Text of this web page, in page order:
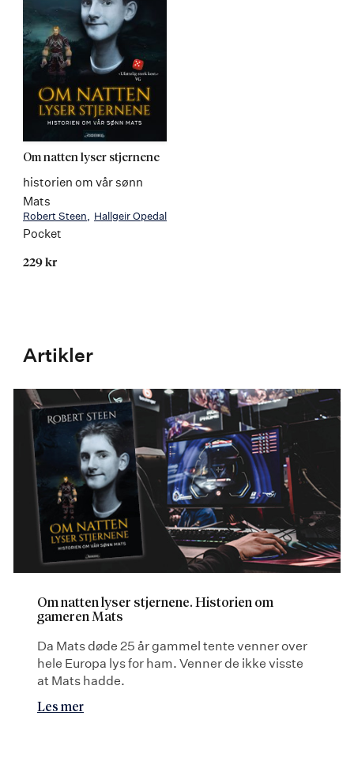
Om natten lyser stjernene
historien om vår sønn
Mats
Robert Steen Hallgeir Opedal
Pocket
229 kr
Artikler
Om natten lyser stjernene. Historien om
gameren Mats
Da Mats døde 25 år gammel tente venner over
hele Europa lys for ham. Venner de ikke visste
at Mats hadde.
Les mer